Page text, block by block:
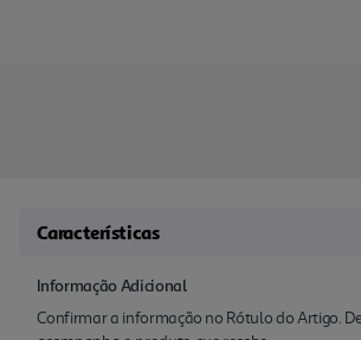
Características
Informação Adicional
Confirmar a informação no Rótulo do Artigo.